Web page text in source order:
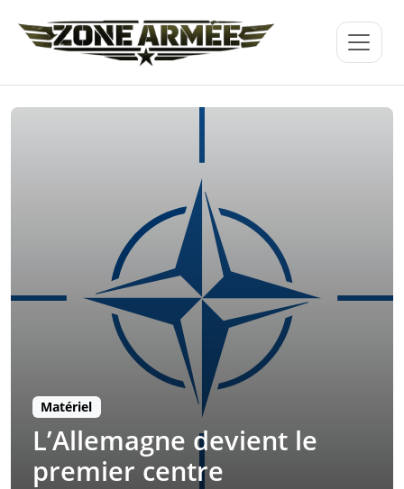
Matériel
L’Allemagne devient le
premier centre